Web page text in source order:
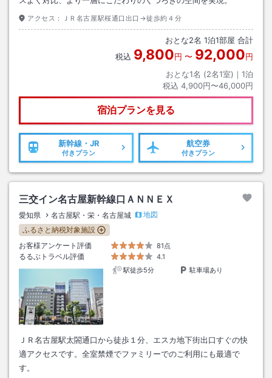
アクセス： ＪＲ名古屋駅桜通口出口→徒歩約４分
おとな2名 1泊1部屋 合計
税込 9,800円 〜 92,000円
おとな1名 (2名1室)｜ 1泊
税込 4,900円〜46,000円
宿泊プランを見る
新幹線・JR
付きプラン
航空券
付きプラン
三交イン名古屋新幹線口ＡＮＮＥＸ
愛知県 名古屋駅・栄・名古屋城
地図
ふるさと納税対象施設
お客様アンケート評価
81点
るるぶトラベル評価
4.1
駅徒歩5分
駐車場あり
ＪＲ名古屋駅太閤通口から徒歩１分、エスカ地下街出口すぐの快
適アクセスです。全室禁煙でファミリーでのご利用にも最適で
す。